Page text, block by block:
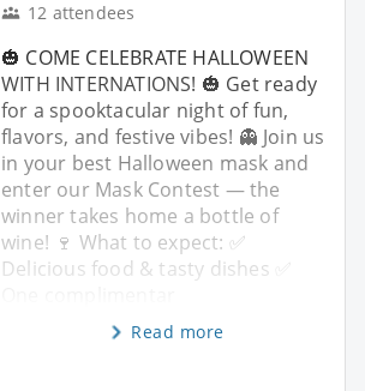
12 attendees
🎃 COME CELEBRATE HALLOWEEN
WITH INTERNATIONS! 🎃 Get ready
for a spooktacular night of fun,
flavors, and festive vibes! 👻 Join us
in your best Halloween mask and
enter our Mask Contest — the
winner takes home a bottle of
wine! 🍷 What to expect: ✅
Delicious food & tasty dishes ✅
Read more